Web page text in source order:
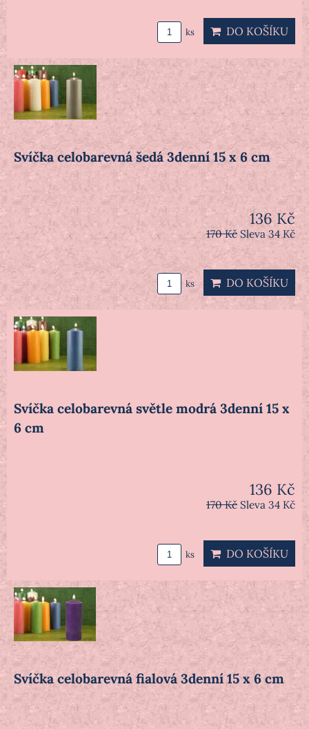
ks DO KOŠÍKU
Svíčka celobarevná šedá 3denní 15 x 6 cm
136 Kč
170 Kč Sleva 34 Kč
ks DO KOŠÍKU
Svíčka celobarevná světle modrá 3denní 15 x
6 cm
136 Kč
170 Kč Sleva 34 Kč
ks DO KOŠÍKU
Svíčka celobarevná fialová 3denní 15 x 6 cm